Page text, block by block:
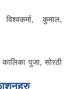
कुमाल,
पुजा, सोरठी